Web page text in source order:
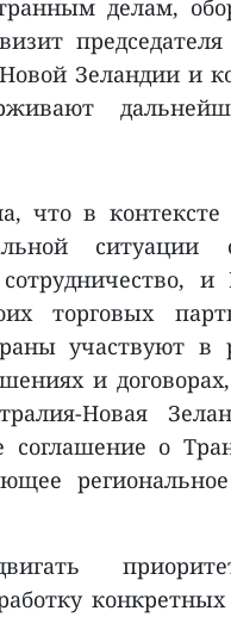
делам,
Зеландии и
что в контексте
ситуации
и
торговых
участвуют в
и
Новая
о